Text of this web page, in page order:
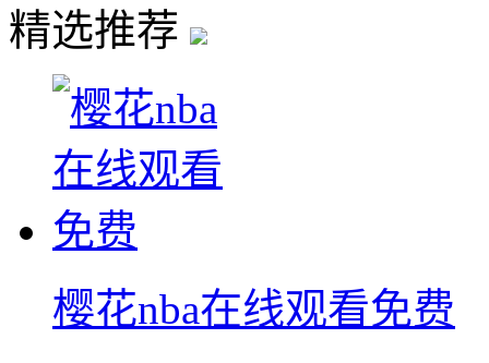
精选推荐
樱花nba在线观看免费